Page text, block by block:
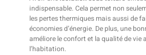
indispensable. Cela permet non
les pertes thermiques mais aussi de
économies d’énergie. De plus, une
améliore le confort et la qualité de vie
l’habitation.